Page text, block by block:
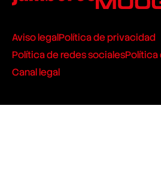
Aviso legalPolítica de privacidad
Política de redes socialesPolítica
Canal legal